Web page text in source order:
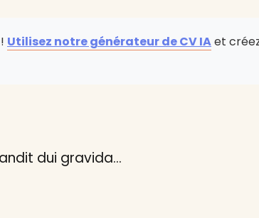
Utilisez notre générateur de CV IAet
dui gravida…